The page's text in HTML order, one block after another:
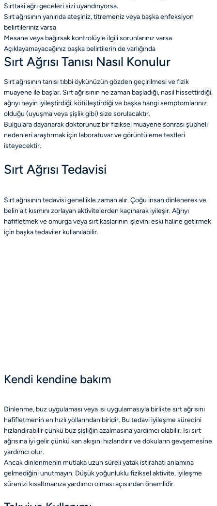
Sırttaki ağrı geceleri sizi uyandırıyorsa.
Sırt ağrısının yanında ateşiniz, titremeniz veya başka enfeksiyon
belirtileriniz varsa
Mesane veya bağırsak kontrolüyle ilgili sorunlarınız varsa
Açıklayamayacağınız başka belirtilerin de varlığında
Sırt Ağrısı Tanısı Nasıl Konulur
Sırt ağrısının tanısı tıbbi öykünüzün gözden geçirilmesi ve fizik
muayene ile başlar. Sırt ağrısının ne zaman başladığı, nasıl hissettirdiği,
ağrıyı neyin iyileştirdiği, kötüleştirdiği ve başka hangi semptomlarınız
olduğu (uyuşma veya şişlik gibi) size sorulacaktır.
Bulgulara dayanarak doktorunuz bir fiziksel muayene sonrası şüpheli
nedenleri araştırmak için laboratuvar ve görüntüleme testleri
isteyecektir.
Sırt Ağrısı Tedavisi
Sırt ağrısının tedavisi genellikle zaman alır. Çoğu insan dinlenerek ve
belin alt kısmını zorlayan aktivitelerden kaçınarak iyileşir. Ağrıyı
hafifletmek ve omurga veya sırt kaslarının işlevini eski haline getirmek
için başka tedaviler kullanılabilir.
Kendi kendine bakım
Dinlenme, buz uygulaması veya ısı uygulamasıyla birlikte sırt ağrısını
hafifletmenin en hızlı yollarından biridir. Bu tedavi iyileşme sürecini
hızlandırabilir çünkü buz şişliğin azalmasına yardımcı olabilir. Isı sırt
ağrısına iyi gelir çünkü kan akışını hızlandırır ve dokuların gevşemesine
yardımcı olur.
Ancak dinlenmenin mutlaka uzun süreli yatak istirahati anlamına
gelmediğini unutmayın. Düşük yoğunluklu fiziksel aktivite, iyileşme
sürenizi kısaltmanıza yardımcı olması açısından önemlidir.